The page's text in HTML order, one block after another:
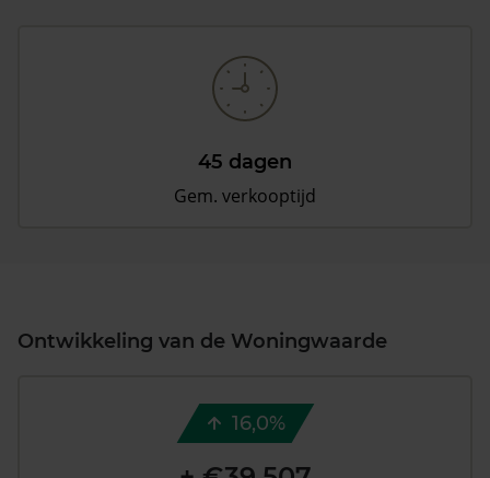
45 dagen
Gem. verkooptijd
Ontwikkeling van de Woningwaarde
16,0%